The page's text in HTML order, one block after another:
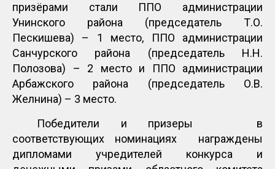
призёрами стали ППО администрации
Унинского района (председатель Т.О.
Пескишева) – 1 место, ППО администрации
Санчурского района (председатель Н.Н.
Полозова) – 2 место и ППО администрации
Арбажского района (председатель О.В.
Желнина) – 3 место.
Победители и призеры в
соответствующих номинациях награждены
дипломами учредителей конкурса и